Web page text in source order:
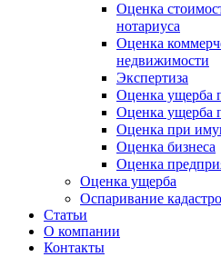
Оценка
нотариуса
Оценка
недвижимости
Экспертиза
Оценка ущерба
Оценка ущерба
Оценка при
Оценка бизнеса
Оценка
Оценка ущерба
Оспаривание
Статьи
О компании
Контакты